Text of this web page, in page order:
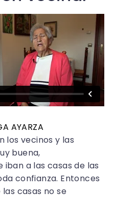
AYARZA
los vecinos y las
buena,
a las casas de las
confianza. Entonces
casas no se